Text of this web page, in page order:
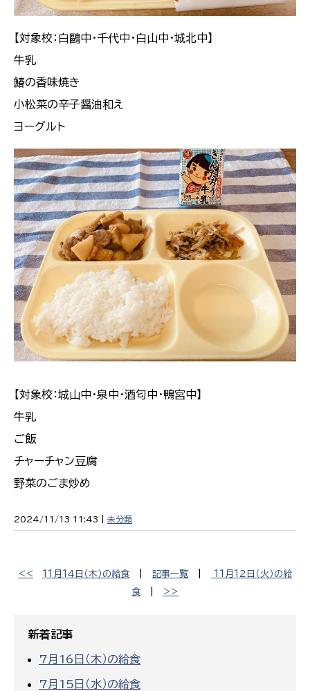
【対象校：白鷗中・千代中・白山中・城北中】
牛乳
鰆の香味焼き
小松菜の辛子醤油和え
ヨーグルト
【対象校：城山中・泉中・酒匂中・鴨宮中】
牛乳
ご飯
チャーチャン豆腐
野菜のごま炒め
2024/11/13 11:43 | 未分類
<< 11月1４日（木）の給食 記事一覧
11月1２日（火）の給
食
>>
新着記事
7月16日（木）の給食
7月15日（水）の給食